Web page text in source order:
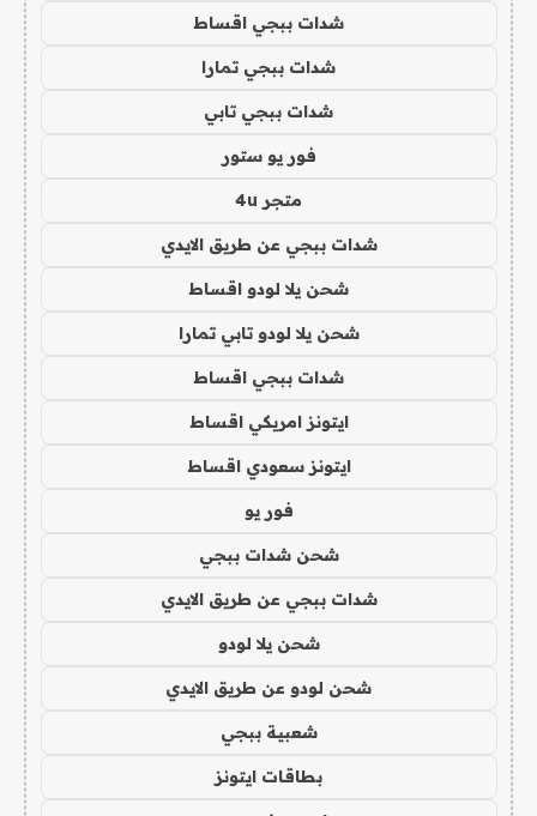
شدات ببجي اقساط
شدات ببجي تمارا
شدات ببجي تابي
فور يو ستور
متجر 4u
شدات ببجي عن طريق الايدي
شحن يلا لودو اقساط
شحن يلا لودو تابي تمارا
شدات ببجي اقساط
ايتونز امريكي اقساط
ايتونز سعودي اقساط
فور يو
شحن شدات ببجي
شدات ببجي عن طريق الايدي
شحن يلا لودو
شحن لودو عن طريق الايدي
شعبية ببجي
بطاقات ايتونز